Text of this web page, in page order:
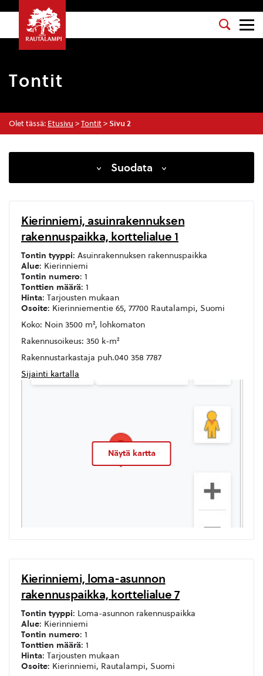
Tontit
Olet tässä: Etusivu > Tontit > Sivu 2
Suodata
Kierinniemi, asuinrakennuksen
rakennuspaikka, korttelialue 1
Tontin tyyppi: Asuinrakennuksen rakennuspaikka
Alue: Kierinniemi
Tontin numero: 1
Tonttien määrä: 1
Hinta: Tarjousten mukaan
Osoite: Kierinniementie 65, 77700 Rautalampi, Suomi
Koko: Noin 3500 m², lohkomaton
Rakennusoikeus: 350 k-m²
Rakennustarkastaja puh.040 358 7787
Sijainti kartalla
Näytä kartta
Kierinniemi, loma-asunnon
rakennuspaikka, korttelialue 7
Tontin tyyppi: Loma-asunnon rakennuspaikka
Alue: Kierinniemi
Tontin numero: 1
Tonttien määrä: 1
Hinta: Tarjousten mukaan
Osoite: Kierinniemi, Rautalampi, Suomi